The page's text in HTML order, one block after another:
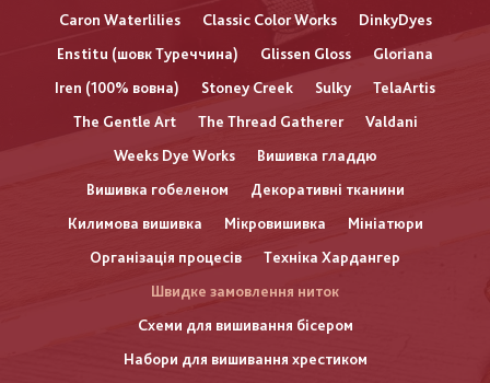
Caron Waterlilies Classic Color Works
DinkyDyes
Enstitu (шовк Туреччина)
Glissen Gloss
Gloriana
Iren (100% вовна)
Stoney Creek Sulky
TelaArtis
The Gentle Art
The Thread Gatherer
Valdani
Weeks Dye Works
Вишивка гладдю
Вишивка гобеленом
Декоративні тканини
Килимова вишивка
Мікровишивка
Мініатюри
Організація процесів
Техніка Хардангер
Швидке замовлення ниток
Схеми для вишивання бісером
Набори для вишивання хрестиком